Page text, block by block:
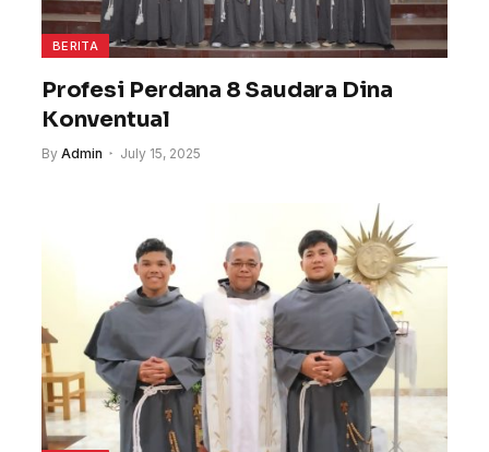
BERITA
Profesi Perdana 8 Saudara Dina
Konventual
By Admin July 15, 2025